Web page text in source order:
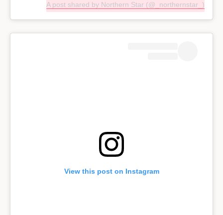
A post shared by Northern Star (@_northernstar_)
View this post on Instagram